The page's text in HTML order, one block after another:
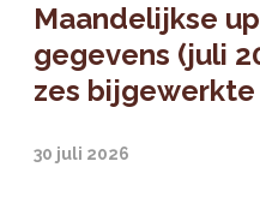
Maandelijkse
gegevens (juli
zes bijgewerkte
30 juli 2026